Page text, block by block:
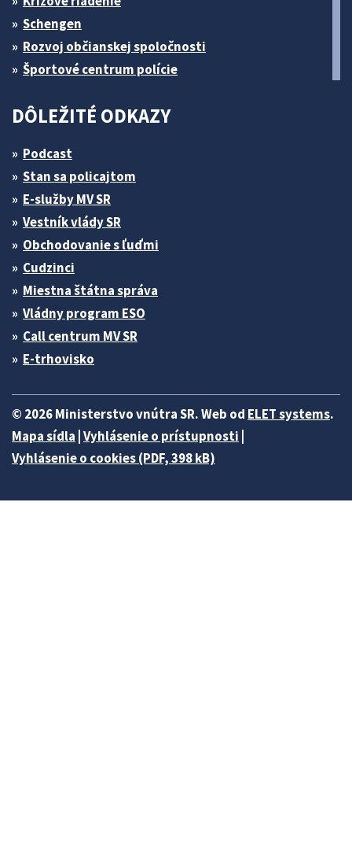
Schengen
Rozvoj občianskej spoločnosti
Športové centrum polície
DÔLEŽITÉ ODKAZY
Podcast
Stan sa policajtom
E-služby MV SR
Vestník vlády SR
Obchodovanie s ľuďmi
Cudzinci
Miestna štátna správa
Vládny program ESO
Call centrum MV SR
E-trhovisko
© 2026 Ministerstvo vnútra SR. Web od ELET systems.
Mapa sídla Vyhlásenie o prístupnosti
Vyhlásenie o cookies (PDF, 398 kB)